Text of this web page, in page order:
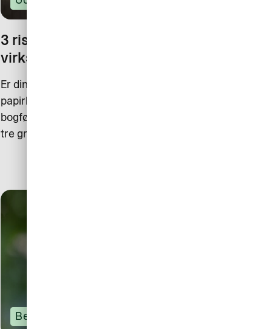
3 risici ved papirkvitteringer for
virksomheder
Er din virksomhed en af dem, der stadig håndterer
papirkvitteringer i forbindelse med indkøb og
bogføring? Her giver vores ekspert Mads Moesgaard
tre grunde til, at man straks bør holde op med det.
Betaling